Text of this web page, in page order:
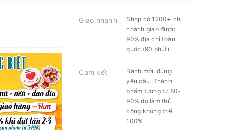
Giao nhanh
Shop có 1200+ chi
nhánh giao được
90% địa chỉ toàn
quốc (90 phút)
Cam kết
Bánh mới, đúng
yêu cầu. Thành
phẩm tương tự 80-
90% do làm thủ
công không thể
100%